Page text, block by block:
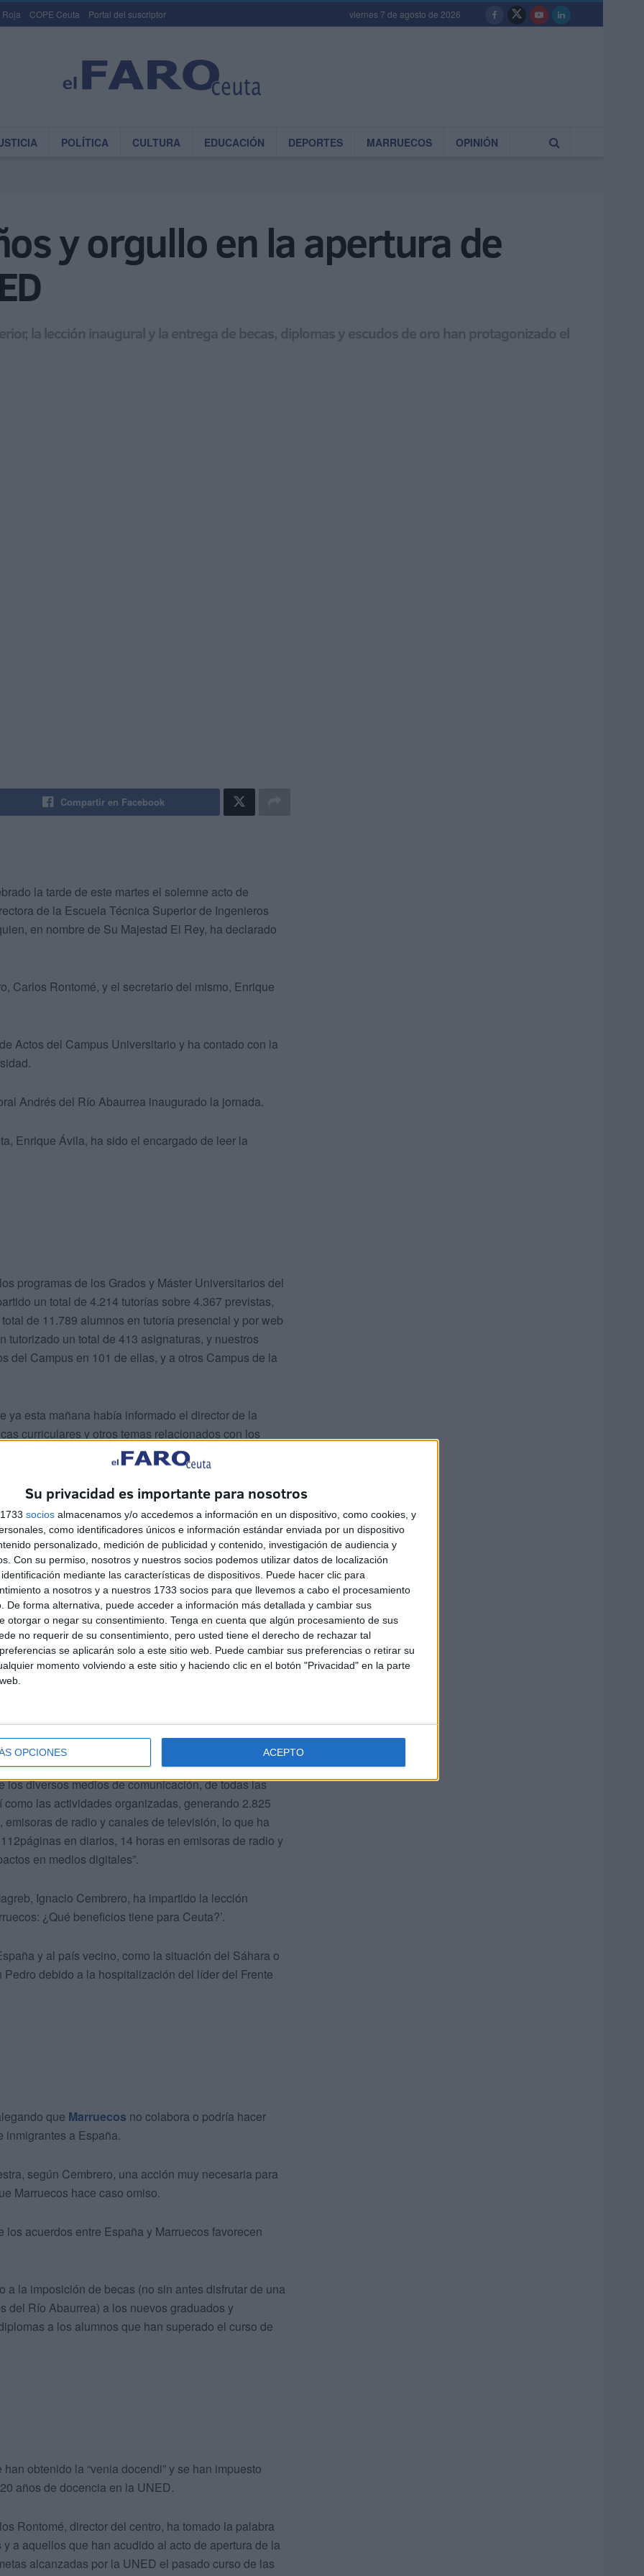
Su privacidad es importante para nosotros
socios almacenamos y/o accedemos a información en un dispositivo, como cookies, y
como identificadores únicos e información estándar enviada por un dispositivo
personalizado, medición de publicidad y contenido, investigación de audiencia y
Con su permiso, nosotros y nuestros socios podemos utilizar datos de localización
mediante las características de dispositivos. Puede hacer clic para
a nosotros y a nuestros 1733 socios para que llevemos a cabo el procesamiento
De forma alternativa, puede acceder a información más detallada y cambiar sus
otorgar o negar su consentimiento. Tenga en cuenta que algún procesamiento de sus
no requerir de su consentimiento, pero usted tiene el derecho de rechazar tal
se aplicarán solo a este sitio web. Puede cambiar sus preferencias o retirar su
momento volviendo a este sitio y haciendo clic en el botón "Privacidad" en la parte
OPCIONES ACEPTO
Roja COPE Ceuta Portal del suscriptor viernes 7 de agosto de 2026
POLÍTICA CULTURA EDUCACIÓN DEPORTES MARRUECOS OPINIÓN
y orgullo en la apertura de
la lección inaugural y la entrega de becas, diplomas y escudos de oro han protagonizado el
Compartir en Facebook
la tarde de este martes el solemne acto de
de la Escuela Técnica Superior de Ingenieros
en nombre de Su Majestad El Rey, ha declarado
Carlos Rontomé, y el secretario del mismo, Enrique
Actos del Campus Universitario y ha contado con la
Andrés del Río Abaurrea inaugurado la jornada.
Enrique Ávila, ha sido el encargado de leer la
programas de los Grados y Máster Universitarios del
un total de 4.214 tutorías sobre 4.367 previstas,
de 11.789 alumnos en tutoría presencial y por web
un total de 413 asignaturas, y nuestros
del Campus en 101 de ellas, y a otros Campus de la
ya esta mañana había informado el director de la
curriculares y otros temas relacionados con los
13 en grados de EEES, 8 en Máster
curso de Acceso Directo a la Universidad 21
el 36% de los matriculados, y el 82% de los
y al aprendizaje, la biblioteca se ha comprometido,
básica de grados, con una dotación
pueden ser consultados desde Internet, accediendo
ha proseguido.
de Comunicación y Prensa, que
los diversos medios de comunicación, de todas las
las actividades organizadas, generando 2.825
de radio y canales de televisión, lo que ha
en diarios, 14 horas en emisoras de radio y
en medios digitales”.
Ignacio Cembrero, ha impartido la lección
¿Qué beneficios tiene para Ceuta?’.
y al país vecino, como la situación del Sáhara o
debido a la hospitalización del líder del Frente
que Marruecos no colabora o podría hacer
inmigrantes a España.
según Cembrero, una acción muy necesaria para
Marruecos hace caso omiso.
acuerdos entre España y Marruecos favorecen
a la imposición de becas (no sin antes disfrutar de una
del Río Abaurrea) a los nuevos graduados y
a los alumnos que han superado el curso de
obtenido la “venia docendi” y se han impuesto
años de docencia en la UNED.
Rontomé, director del centro, ha tomado la palabra
y a aquellos que han acudido al acto de apertura de la
alcanzadas por la UNED el pasado curso de las